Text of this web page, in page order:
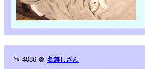
🐾 4086 ＠ 名無しさん